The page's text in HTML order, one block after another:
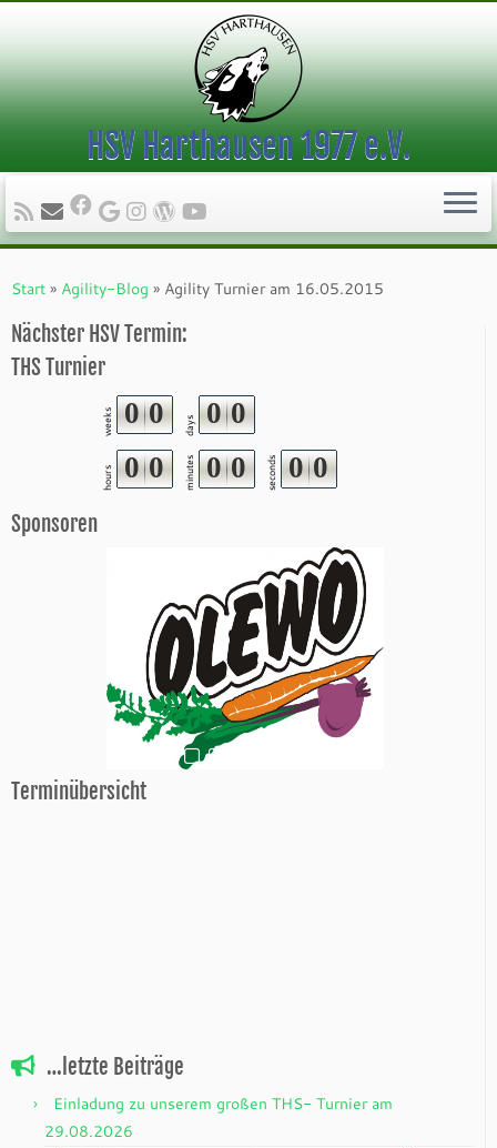
Inhalt
HSV Harthausen 1977 e.V.
Start » Agility-Blog » Agility Turnier am 16.05.2015
Nächster HSV Termin:
THS Turnier
weeks 0 0 days 0 0
hours 0 0 minutes 0 0 seconds 0 0
Sponsoren
Terminübersicht
…letzte Beiträge
Einladung zu unserem großen THS- Turnier am
29.08.2026